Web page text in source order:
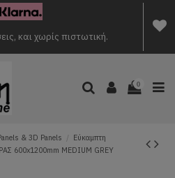
και χωρίς πιστωτική.
0
& 3D Panels
Εύκαμπτη
600x1200mm MEDIUM GREY